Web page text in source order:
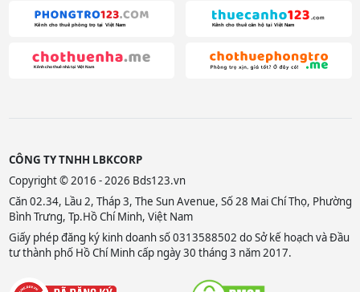
CÔNG TY TNHH LBKCORP
Copyright © 2016 - 2026 Bds123.vn
Căn 02.34, Lầu 2, Tháp 3, The Sun Avenue, Số 28 Mai Chí Thọ, Phường
Bình Trưng, Tp.Hồ Chí Minh, Việt Nam
Giấy phép đăng ký kinh doanh số 0313588502 do Sở kế hoạch và Đầu
tư thành phố Hồ Chí Minh cấp ngày 30 tháng 3 năm 2017.